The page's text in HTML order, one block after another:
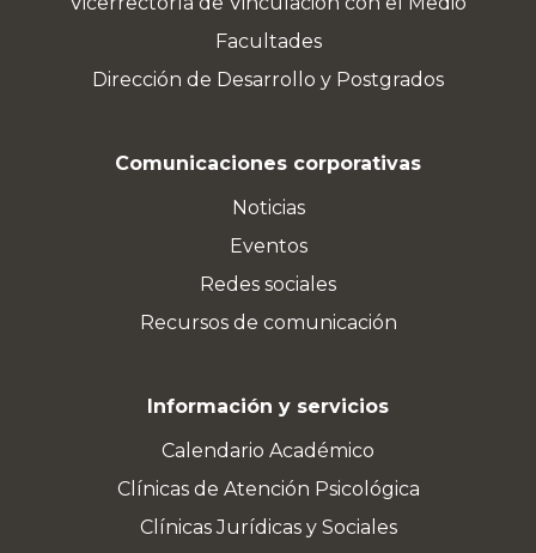
Facultades
Dirección de Desarrollo y Postgrados
Comunicaciones corporativas
Noticias
Eventos
Redes sociales
Recursos de comunicación
Información y servicios
Calendario Académico
Clínicas de Atención Psicológica
Clínicas Jurídicas y Sociales